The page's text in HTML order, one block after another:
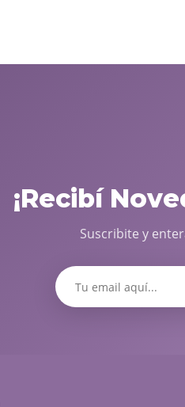
¡Recibí
Suscribite y